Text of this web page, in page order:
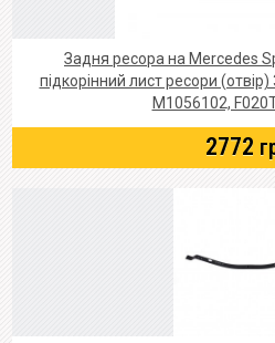
Задня ресора на Mercedes
підкорінний лист ресори
M1056102,
2772